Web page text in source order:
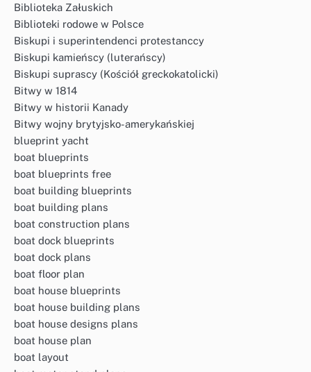
Biblioteka Załuskich
Biblioteki rodowe w Polsce
Biskupi i superintendenci protestanccy
Biskupi kamieńscy (luterańscy)
Biskupi suprascy (Kościół greckokatolicki)
Bitwy w 1814
Bitwy w historii Kanady
Bitwy wojny brytyjsko-amerykańskiej
blueprint yacht
boat blueprints
boat blueprints free
boat building blueprints
boat building plans
boat construction plans
boat dock blueprints
boat dock plans
boat floor plan
boat house blueprints
boat house building plans
boat house designs plans
boat house plan
boat layout